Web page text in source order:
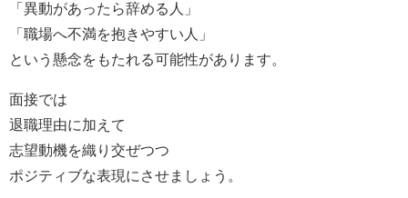
「異動があったら辞める人」
「職場へ不満を抱きやすい人」
という懸念をもたれる可能性があります。
面接では
退職理由に加えて
志望動機を織り交ぜつつ
ポジティブな表現にさせましょう。